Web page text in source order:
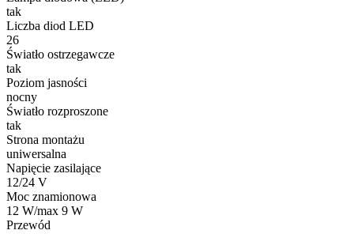
tak
Liczba diod LED
26
Światło ostrzegawcze
tak
Poziom jasności
nocny
Światło rozproszone
tak
Strona montażu
uniwersalna
Napięcie zasilające
12/24 V
Moc znamionowa
12 W/max 9 W
Przewód